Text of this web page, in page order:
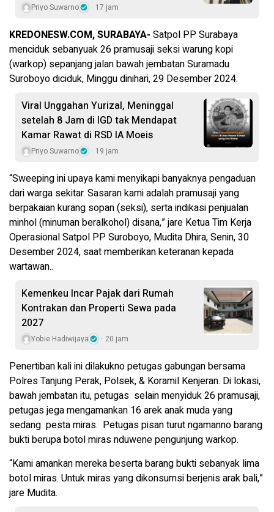
Priyo Suwarno 17 jam
KREDONESW.COM, SURABAYA- Satpol PP Surabaya
menciduk sebanyuak 26 pramusaji seksi warung kopi
(warkop) sepanjang jalan bawah jembatan Suramadu
Suroboyo diciduk, Minggu dinihari, 29 Desember 2024.
Viral Unggahan Yurizal, Meninggal
setelah 8 Jam di IGD tak Mendapat
Kamar Rawat di RSD IA Moeis
Priyo Suwarno 19 jam
“Sweeping ini upaya kami menyikapi banyaknya pengaduan
dari warga sekitar. Sasaran kami adalah pramusaji yang
berpakaian kurang sopan (seksi), serta indikasi penjualan
minhol (minuman beralkohol) disana,” jare Ketua Tim Kerja
Operasional Satpol PP Suroboyo, Mudita Dhira, Senin, 30
Desember 2024, saat memberikan keteranan kepada
wartawan..
Kemenkeu Incar Pajak dari Rumah
Kontrakan dan Properti Sewa pada
2027
Yobie Hadiwijaya 20 jam
Penertiban kali ini dilakukno petugas gabungan bersama
Polres Tanjung Perak, Polsek, & Koramil Kenjeran. Di lokasi,
bawah jembatan itu, petugas selain menyiduk 26 pramusaji,
petugas jega mengamankan 16 arek anak muda yang
sedang pesta miras. Petugas pisan turut ngamanno barang
bukti berupa botol miras nduwene pengunjung warkop.
“Kami amankan mereka beserta barang bukti sebanyak lima
botol miras. Untuk miras yang dikonsumsi berjenis arak bali,”
jare Mudita.